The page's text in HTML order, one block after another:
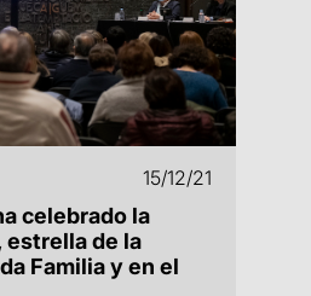
15/12/21
celebrado la
de la
Familia y en el